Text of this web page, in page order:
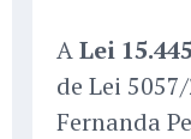
ALei
de Lei
Fernanda